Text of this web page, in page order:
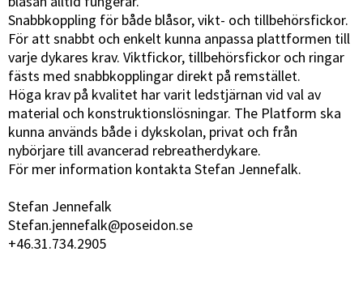
Snabbkoppling för både blåsor, vikt- och tillbehörsfickor.
För att snabbt och enkelt kunna anpassa plattformen till
varje dykares krav. Viktfickor, tillbehörsfickor och ringar
fästs med snabbkopplingar direkt på remstället.
Höga krav på kvalitet har varit ledstjärnan vid val av
material och konstruktionslösningar. The Platform ska
kunna används både i dykskolan, privat och från
nybörjare till avancerad rebreatherdykare.
För mer information kontakta Stefan Jennefalk.
Stefan Jennefalk
Stefan.jennefalk@poseidon.se
+46.31.734.2905